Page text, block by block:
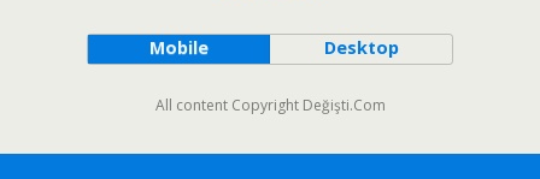
Mobile Desktop
All content Copyright Değişti.Com